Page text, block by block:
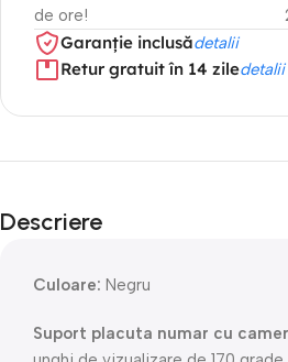
de ore!
Garanție inclusădetalii
Retur gratuit în 14 ziledetalii
Descriere
Culoare: Negru
Suport placuta numar cu